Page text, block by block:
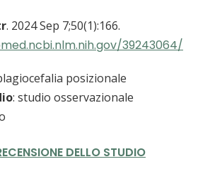
. 2024 Sep 7;50(1):166.
39243064/
posizionale
: studio osservazionale
DELLO STUDIO